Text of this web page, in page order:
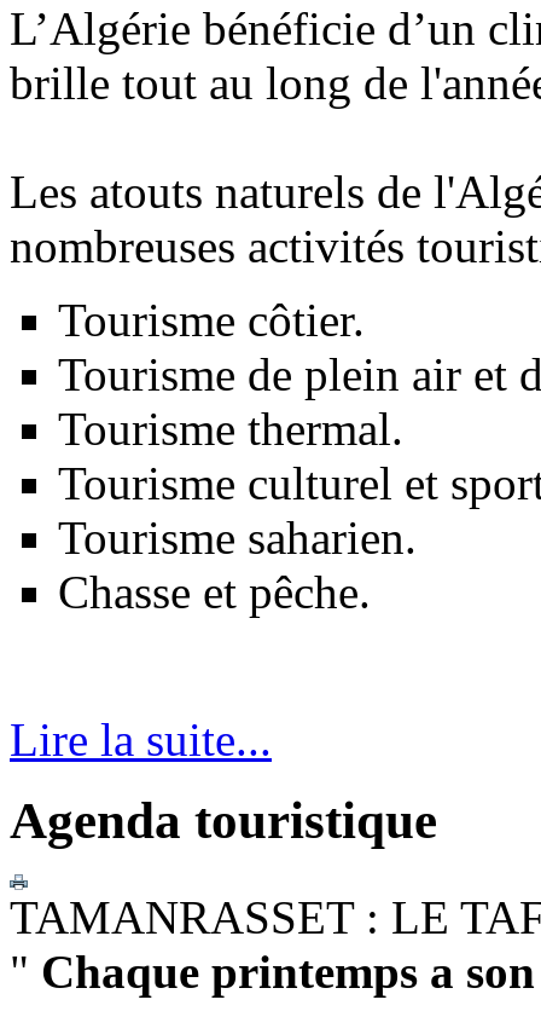
L’Algérie bénéficie d’un
brille tout au long de
Les atouts naturels de
nombreuses activités
Tourisme côtier.
Tourisme de plein air et
Tourisme thermal.
Tourisme culturel et
Tourisme saharien.
Chasse et pêche.
Lire la suite...
Agenda touristique
TAMANRASSET : LE
" Chaque printemps a